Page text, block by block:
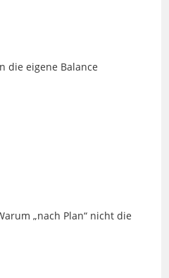
die eigene Balance
„nach Plan“ nicht die